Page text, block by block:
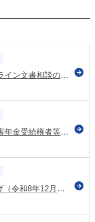
「ねんきんネット」によるオンライン文書相談の対象者を拡大（日本年金機構）
年金局の新着の通知として「障害年金受給権者等に係る障害状態確認届の取扱いについて」を公表（厚労省）
iDeCoの加入可能年齢の引き上げ（令和8年12月～） 関係省令などの公布について通達を発出（厚労省）